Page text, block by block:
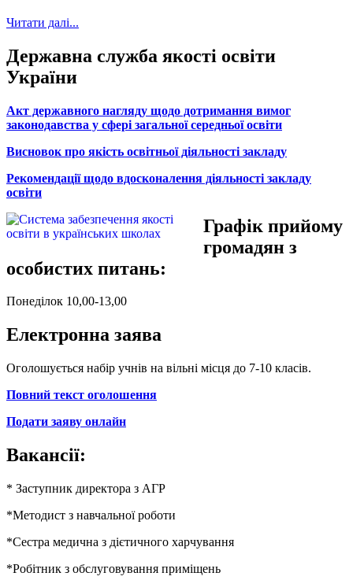
Читати далі...
Державна служба якості освіти
України
Акт державного нагляду щодо дотримання вимог
законодавства у сфері загальної середньої освіти
Висновок про якість освітньої діяльності закладу
Рекомендації щодо вдосконалення діяльності закладу
освіти
Графік прийому
громадян з
особистих питань:
Понеділок 10,00-13,00
Електронна заява
Оголошується набір учнів на вільні місця до 7-10 класів.
Повний текст оголошення
Подати заяву онлайн
Вакансії:
* Заступник директора з АГР
*Методист з навчальної роботи
*Сестра медична з дієтичного харчування
*Робітник з обслуговування приміщень